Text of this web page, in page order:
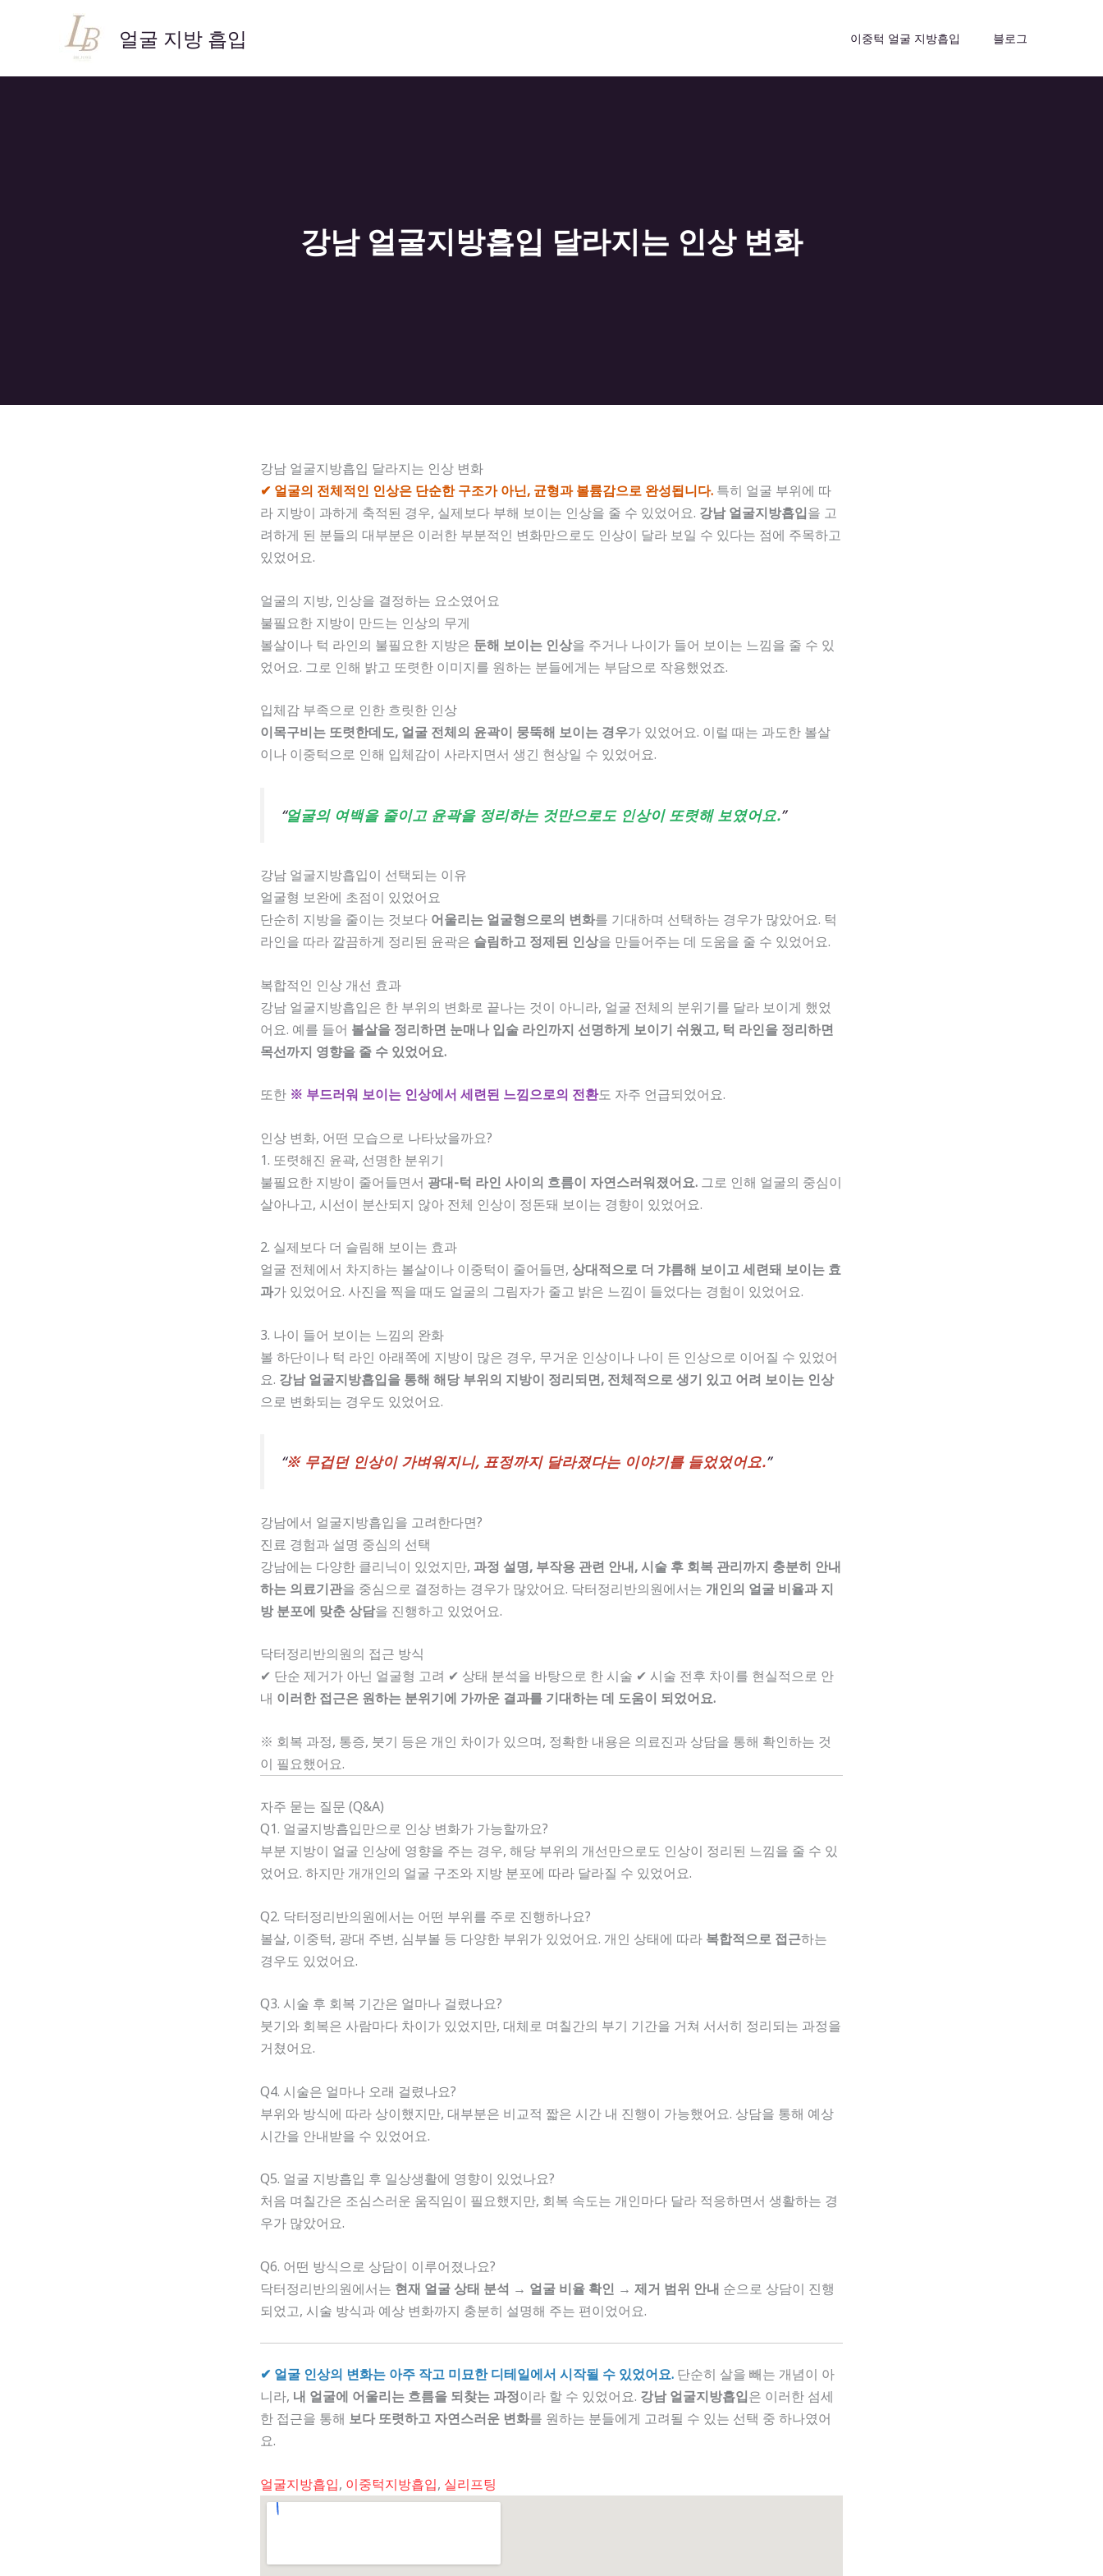
로
얼굴 지방 흡입 이중턱 얼굴 지방흡입 블로그
강남 얼굴지방흡입 달라지는 인상 변화
강남 얼굴지방흡입 달라지는 인상 변화
✔ 얼굴의 전체적인 인상은 단순한 구조가 아닌, 균형과 볼륨감으로 완성됩니다. 특히 얼굴 부위에 따
라 지방이 과하게 축적된 경우, 실제보다 부해 보이는 인상을 줄 수 있었어요. 강남 얼굴지방흡입을 고
려하게 된 분들의 대부분은 이러한 부분적인 변화만으로도 인상이 달라 보일 수 있다는 점에 주목하고
있었어요.
얼굴의 지방, 인상을 결정하는 요소였어요
불필요한 지방이 만드는 인상의 무게
볼살이나 턱 라인의 불필요한 지방은 둔해 보이는 인상을 주거나 나이가 들어 보이는 느낌을 줄 수 있
었어요. 그로 인해 밝고 또렷한 이미지를 원하는 분들에게는 부담으로 작용했었죠.
입체감 부족으로 인한 흐릿한 인상
이목구비는 또렷한데도, 얼굴 전체의 윤곽이 뭉뚝해 보이는 경우가 있었어요. 이럴 때는 과도한 볼살
이나 이중턱으로 인해 입체감이 사라지면서 생긴 현상일 수 있었어요.
“얼굴의 여백을 줄이고 윤곽을 정리하는 것만으로도 인상이 또렷해 보였어요.”
강남 얼굴지방흡입이 선택되는 이유
얼굴형 보완에 초점이 있었어요
단순히 지방을 줄이는 것보다 어울리는 얼굴형으로의 변화를 기대하며 선택하는 경우가 많았어요. 턱
라인을 따라 깔끔하게 정리된 윤곽은 슬림하고 정제된 인상을 만들어주는 데 도움을 줄 수 있었어요.
복합적인 인상 개선 효과
강남 얼굴지방흡입은 한 부위의 변화로 끝나는 것이 아니라, 얼굴 전체의 분위기를 달라 보이게 했었
어요. 예를 들어 볼살을 정리하면 눈매나 입술 라인까지 선명하게 보이기 쉬웠고, 턱 라인을 정리하면
목선까지 영향을 줄 수 있었어요.
또한 ※ 부드러워 보이는 인상에서 세련된 느낌으로의 전환도 자주 언급되었어요.
인상 변화, 어떤 모습으로 나타났을까요?
1. 또렷해진 윤곽, 선명한 분위기
불필요한 지방이 줄어들면서 광대-턱 라인 사이의 흐름이 자연스러워졌어요. 그로 인해 얼굴의 중심이
살아나고, 시선이 분산되지 않아 전체 인상이 정돈돼 보이는 경향이 있었어요.
2. 실제보다 더 슬림해 보이는 효과
얼굴 전체에서 차지하는 볼살이나 이중턱이 줄어들면, 상대적으로 더 갸름해 보이고 세련돼 보이는 효
과가 있었어요. 사진을 찍을 때도 얼굴의 그림자가 줄고 밝은 느낌이 들었다는 경험이 있었어요.
3. 나이 들어 보이는 느낌의 완화
볼 하단이나 턱 라인 아래쪽에 지방이 많은 경우, 무거운 인상이나 나이 든 인상으로 이어질 수 있었어
요. 강남 얼굴지방흡입을 통해 해당 부위의 지방이 정리되면, 전체적으로 생기 있고 어려 보이는 인상
으로 변화되는 경우도 있었어요.
“※ 무겁던 인상이 가벼워지니, 표정까지 달라졌다는 이야기를 들었었어요.”
강남에서 얼굴지방흡입을 고려한다면?
진료 경험과 설명 중심의 선택
강남에는 다양한 클리닉이 있었지만, 과정 설명, 부작용 관련 안내, 시술 후 회복 관리까지 충분히 안내
하는 의료기관을 중심으로 결정하는 경우가 많았어요. 닥터정리반의원에서는 개인의 얼굴 비율과 지
방 분포에 맞춘 상담을 진행하고 있었어요.
닥터정리반의원의 접근 방식
✔ 단순 제거가 아닌 얼굴형 고려 ✔ 상태 분석을 바탕으로 한 시술 ✔ 시술 전후 차이를 현실적으로 안
내 이러한 접근은 원하는 분위기에 가까운 결과를 기대하는 데 도움이 되었어요.
※ 회복 과정, 통증, 붓기 등은 개인 차이가 있으며, 정확한 내용은 의료진과 상담을 통해 확인하는 것
이 필요했어요.
자주 묻는 질문 (Q&A)
Q1. 얼굴지방흡입만으로 인상 변화가 가능할까요?
부분 지방이 얼굴 인상에 영향을 주는 경우, 해당 부위의 개선만으로도 인상이 정리된 느낌을 줄 수 있
었어요. 하지만 개개인의 얼굴 구조와 지방 분포에 따라 달라질 수 있었어요.
Q2. 닥터정리반의원에서는 어떤 부위를 주로 진행하나요?
볼살, 이중턱, 광대 주변, 심부볼 등 다양한 부위가 있었어요. 개인 상태에 따라 복합적으로 접근하는
경우도 있었어요.
Q3. 시술 후 회복 기간은 얼마나 걸렸나요?
붓기와 회복은 사람마다 차이가 있었지만, 대체로 며칠간의 부기 기간을 거쳐 서서히 정리되는 과정을
거쳤어요.
Q4. 시술은 얼마나 오래 걸렸나요?
부위와 방식에 따라 상이했지만, 대부분은 비교적 짧은 시간 내 진행이 가능했어요. 상담을 통해 예상
시간을 안내받을 수 있었어요.
Q5. 얼굴 지방흡입 후 일상생활에 영향이 있었나요?
처음 며칠간은 조심스러운 움직임이 필요했지만, 회복 속도는 개인마다 달라 적응하면서 생활하는 경
우가 많았어요.
Q6. 어떤 방식으로 상담이 이루어졌나요?
닥터정리반의원에서는 현재 얼굴 상태 분석 → 얼굴 비율 확인 → 제거 범위 안내 순으로 상담이 진행
되었고, 시술 방식과 예상 변화까지 충분히 설명해 주는 편이었어요.
✔ 얼굴 인상의 변화는 아주 작고 미묘한 디테일에서 시작될 수 있었어요. 단순히 살을 빼는 개념이 아
니라, 내 얼굴에 어울리는 흐름을 되찾는 과정이라 할 수 있었어요. 강남 얼굴지방흡입은 이러한 섬세
한 접근을 통해 보다 또렷하고 자연스러운 변화를 원하는 분들에게 고려될 수 있는 선택 중 하나였어
요.
얼굴지방흡입, 이중턱지방흡입, 실리프팅